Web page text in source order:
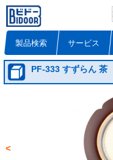
製品検索 サービス
PF-333 すずらん 茶
<